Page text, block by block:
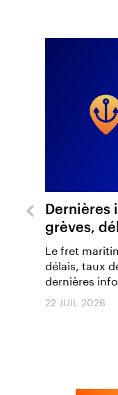
infos
délais, taux
maritime est sous
taux de fret...
informations